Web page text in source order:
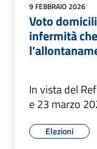
9 FEBBRAIO 2026
Voto
infermità
In vista del
e 23 marzo
Elezioni